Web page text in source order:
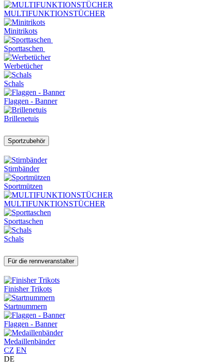
MULTIFUNKTIONSTÜCHER
Minitrikots
Sporttaschen
Werbetücher
Schals
Flaggen - Banner
Brillenetuis
Sportzubehör
Stirnbänder
Sportmützen
MULTIFUNKTIONSTÜCHER
Sporttaschen
Schals
Für die rennveranstalter
Finisher Trikots
Startnummern
Flaggen - Banner
Medaillenbänder
CZ EN
DE